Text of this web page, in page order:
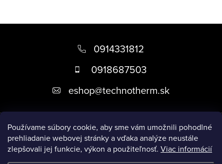
Používame súbory cookie, aby sme vám umožnili pohodlné
prehliadanie webovej stránky a vďaka analýze neustále
zlepšovali jej funkcie, výkon a použiteľnosť. Viac informácií
i
0914331812
0918687503
eshop@technotherm.sk
Informácie
Prijímame online platby